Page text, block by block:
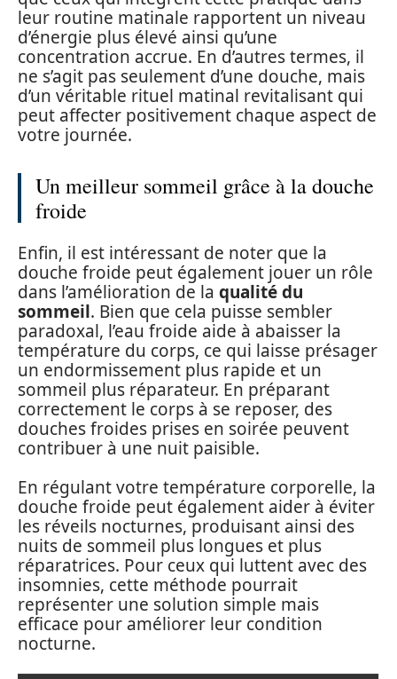
leur routine matinale rapportent un niveau
d’énergie plus élevé ainsi qu’une
concentration accrue. En d’autres termes, il
ne s’agit pas seulement d’une douche, mais
d’un véritable rituel matinal revitalisant qui
peut affecter positivement chaque aspect de
votre journée.
Un meilleur sommeil grâce à la douche
froide
Enfin, il est intéressant de noter que la
douche froide peut également jouer un rôle
dans l’amélioration de la qualité du
sommeil. Bien que cela puisse sembler
paradoxal, l’eau froide aide à abaisser la
température du corps, ce qui laisse présager
un endormissement plus rapide et un
sommeil plus réparateur. En préparant
correctement le corps à se reposer, des
douches froides prises en soirée peuvent
contribuer à une nuit paisible.
En régulant votre température corporelle, la
douche froide peut également aider à éviter
les réveils nocturnes, produisant ainsi des
nuits de sommeil plus longues et plus
réparatrices. Pour ceux qui luttent avec des
insomnies, cette méthode pourrait
représenter une solution simple mais
efficace pour améliorer leur condition
nocturne.